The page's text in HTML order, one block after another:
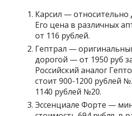
Карсил — относительно
Его цена в различных
от 116 рублей.
Гептрал —
дорогой — от 1950 руб
Российский аналог
стоит 900-1200 рублей
1140 рублей №20.
Эссенциале Форте —